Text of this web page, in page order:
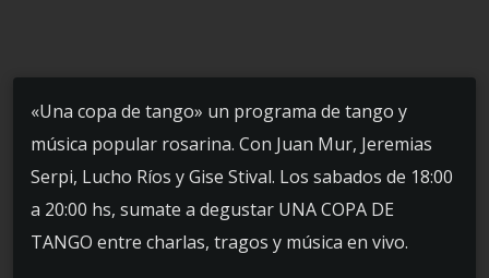
«Una copa de tango» un programa de tango y
música popular rosarina. Con Juan Mur, Jeremias
Serpi, Lucho Ríos y Gise Stival. Los sabados de 18:00
a 20:00 hs, sumate a degustar UNA COPA DE
TANGO entre charlas, tragos y música en vivo.